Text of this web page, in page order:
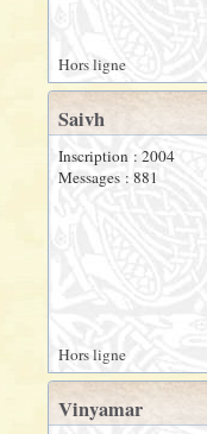
Hors ligne
Saivh
Inscription : 2004
Messages : 881
Hors ligne
Vinyamar